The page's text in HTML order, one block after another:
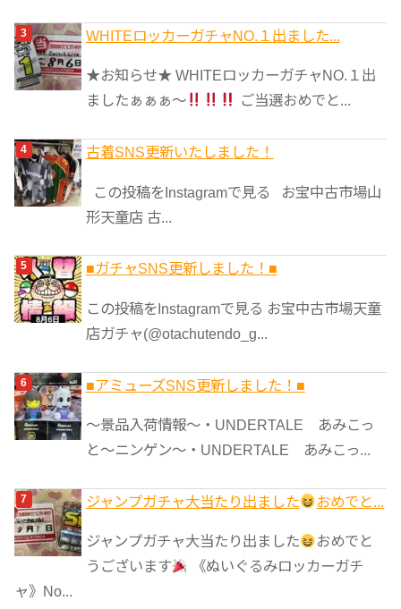
WHITEロッカーガチャNO.１出ました...
★お知らせ★ WHITEロッカーガチャNO.１出
ましたぁぁぁ～
ご当選おめでと...
古着SNS更新いたしました！
この投稿をInstagramで見る お宝中古市場山
形天童店 古...
■ガチャSNS更新しました！■
この投稿をInstagramで見る お宝中古市場天童
店ガチャ(@otachutendo_g...
■アミューズSNS更新しました！■
～景品入荷情報～・UNDERTALE あみこっ
と～ニンゲン～・UNDERTALE あみこっ...
ジャンプガチャ大当たり出ました おめでと...
ジャンプガチャ大当たり出ました
おめでと
うございます
《ぬいぐるみロッカーガチ
ャ》No...